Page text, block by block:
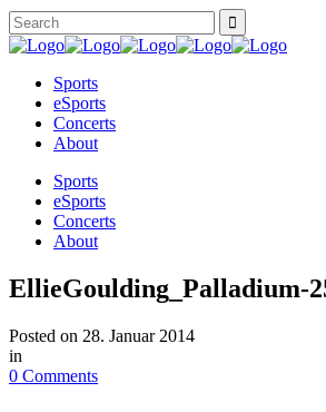
Sports
eSports
Concerts
About
Sports
eSports
Concerts
About
EllieGoulding_Palladium-
Posted on 28. Januar 2014
in
0 Comments